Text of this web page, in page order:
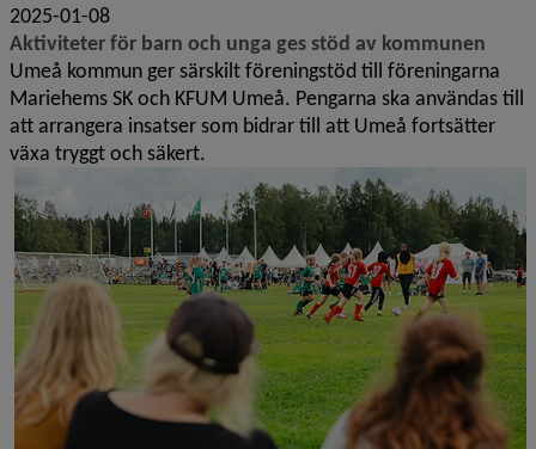
2025-01-08
Aktiviteter för barn och unga ges stöd av kommunen
Umeå kommun ger särskilt föreningstöd till föreningarna
Mariehems SK och KFUM Umeå. Pengarna ska användas till
att arrangera insatser som bidrar till att Umeå fortsätter
växa tryggt och säkert.